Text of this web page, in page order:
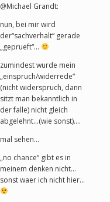
@Michael Grandt:
nun, bei mir wird
der“sachverhalt“ gerade
„geprueft“…
zumindest wurde mein
„einspruch/widerrede“
(nicht widerspruch, dann
sitzt man bekanntlich in
der falle) nicht gleich
abgelehnt…(wie sonst)….
mal sehen…
„no chance“ gibt es in
meinem denken nicht…
sonst waer ich nicht hier…